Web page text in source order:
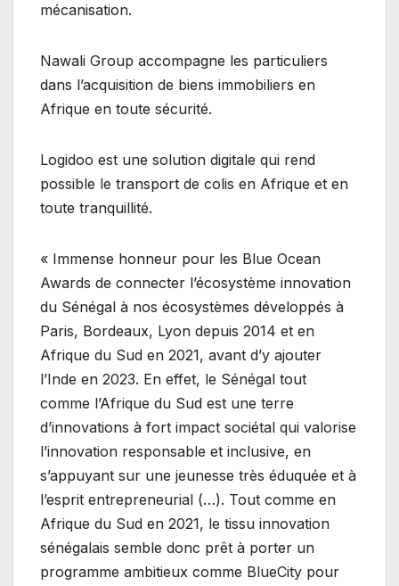
mécanisation.
Nawali Group accompagne les particuliers
dans l’acquisition de biens immobiliers en
Afrique en toute sécurité.
Logidoo est une solution digitale qui rend
possible le transport de colis en Afrique et en
toute tranquillité.
« Immense honneur pour les Blue Ocean
Awards de connecter l’écosystème innovation
du Sénégal à nos écosystèmes développés à
Paris, Bordeaux, Lyon depuis 2014 et en
Afrique du Sud en 2021, avant d’y ajouter
l’Inde en 2023. En effet, le Sénégal tout
comme l’Afrique du Sud est une terre
d’innovations à fort impact sociétal qui valorise
l’innovation responsable et inclusive, en
s’appuyant sur une jeunesse très éduquée et à
l’esprit entrepreneurial (…). Tout comme en
Afrique du Sud en 2021, le tissu innovation
sénégalais semble donc prêt à porter un
programme ambitieux comme BlueCity pour